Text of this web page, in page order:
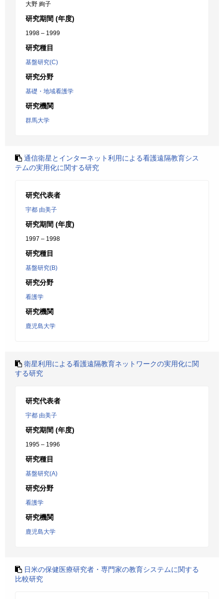
大野 絢子
研究期間 (年度)
1998 – 1999
研究種目
基盤研究(C)
研究分野
基礎・地域看護学
研究機関
群馬大学
通信衛星とインターネット利用による看護遠隔教育シス
テムの実用化に関する研究
研究代表者
宇都 由美子
研究期間 (年度)
1997 – 1998
研究種目
基盤研究(B)
研究分野
看護学
研究機関
鹿児島大学
衛星利用による看護遠隔教育ネットワークの実用化に関
する研究
研究代表者
宇都 由美子
研究期間 (年度)
1995 – 1996
研究種目
基盤研究(A)
研究分野
看護学
研究機関
鹿児島大学
日米の保健医療研究者・専門家の教育システムに関する
比較研究